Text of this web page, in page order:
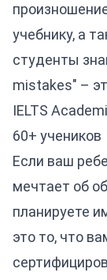
учебнику, а
студенты
mistakes" –
IELTS
60+ учеников
Если ваш
мечтает об
планируете
это то, что